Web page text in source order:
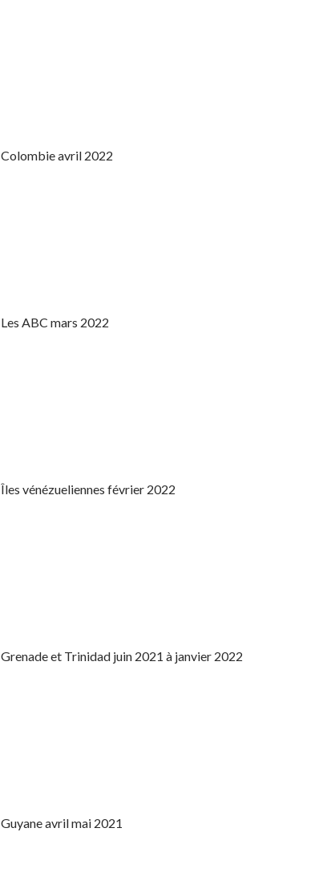
Colombie avril 2022
Les ABC mars 2022
Îles vénézueliennes février 2022
Grenade et Trinidad juin 2021 à janvier 2022
Guyane avril mai 2021